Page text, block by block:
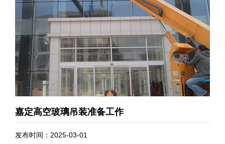
嘉定高空玻璃吊装准备工作
发布时间：2025-03-01